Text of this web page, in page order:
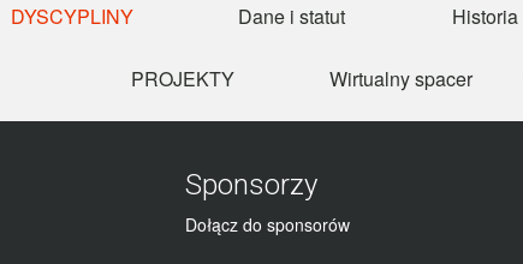
DYSCYPLINY Dane i statut
PROJEKTY Wirtualny spacer
Sponsorzy
Dołącz do sponsorów